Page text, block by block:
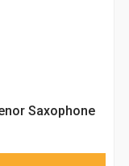
Saxophone